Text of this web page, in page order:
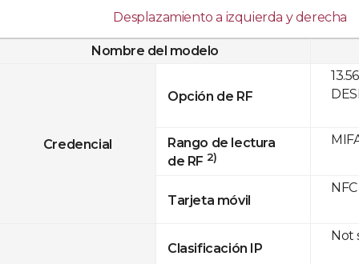
Desplazamiento a izquierda y derecha
Nombre del modelo
Credencial
Opción de RF
Rango de lectura
de RF 2)
Tarjeta móvil
Clasificación IP
NFC
Not